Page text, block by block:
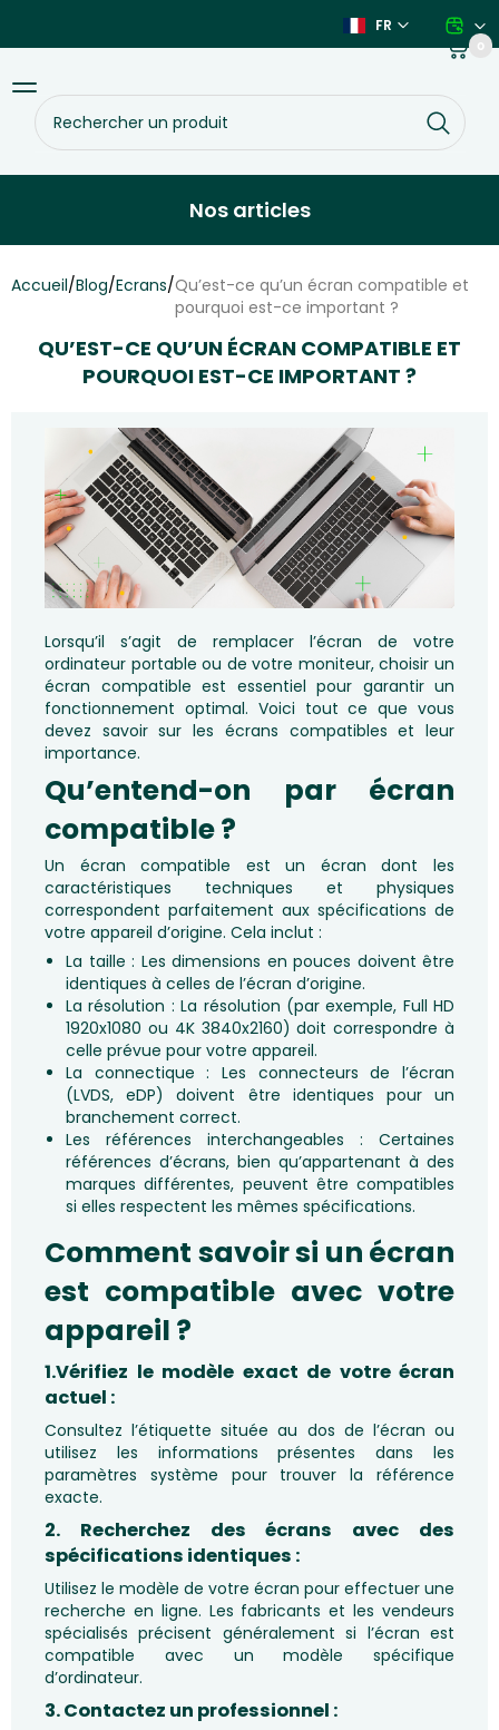
contenu
FR
Rechercher
un
produit
0
Basculer
la
navigation
Nos articles
Accueil/Blog/Ecrans/Qu’est-ce qu’un écran compatible et
pourquoi est-ce important ?
QU’EST-CE QU’UN ÉCRAN COMPATIBLE ET
POURQUOI EST-CE IMPORTANT ?
Lorsqu’il s’agit de remplacer l’écran de votre
ordinateur portable ou de votre moniteur, choisir un
écran compatible est essentiel pour garantir un
fonctionnement optimal. Voici tout ce que vous
devez savoir sur les écrans compatibles et leur
importance.
Qu’entend-on par écran
compatible ?
Un écran compatible est un écran dont les
caractéristiques techniques et physiques
correspondent parfaitement aux spécifications de
votre appareil d’origine. Cela inclut :
La taille : Les dimensions en pouces doivent être
identiques à celles de l’écran d’origine.
La résolution : La résolution (par exemple, Full HD
1920x1080 ou 4K 3840x2160) doit correspondre à
celle prévue pour votre appareil.
La connectique : Les connecteurs de l’écran
(LVDS, eDP) doivent être identiques pour un
branchement correct.
Les références interchangeables : Certaines
références d’écrans, bien qu’appartenant à des
marques différentes, peuvent être compatibles
si elles respectent les mêmes spécifications.
Comment savoir si un écran
est compatible avec votre
appareil ?
1.Vérifiez le modèle exact de votre écran
actuel :
Consultez l’étiquette située au dos de l’écran ou
utilisez les informations présentes dans les
paramètres système pour trouver la référence
exacte.
2. Recherchez des écrans avec des
spécifications identiques :
Utilisez le modèle de votre écran pour effectuer une
recherche en ligne. Les fabricants et les vendeurs
spécialisés précisent généralement si l’écran est
compatible avec un modèle spécifique
d’ordinateur.
3. Contactez un professionnel :